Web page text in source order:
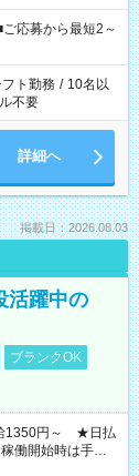
準備がしたい」
を教えてください
時間を超える場
応募から最短2～
フト勤務 / 10名以
不要
詳細へ
掲載日：2026.08.03
活躍中の
ブランクOK
1350円～ ★日払
働開始時は手続き